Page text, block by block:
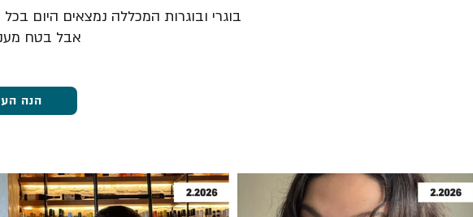
בוגרי ובוגרות המכללה נמצאים היום בכל
אבל בטח
הנה